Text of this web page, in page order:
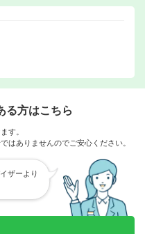
る方はこちら
す。
はありませんのでご安心ください。
ザーより